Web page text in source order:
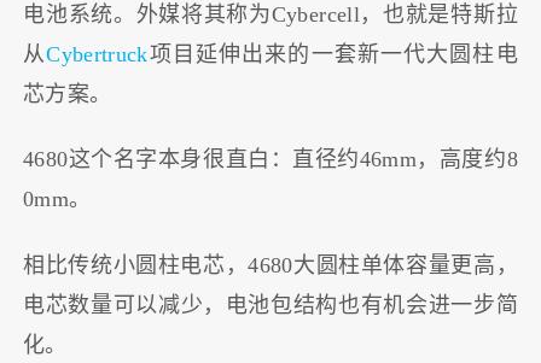
电池系统。外媒将其称为Cybercell，也就是特斯拉
从Cybertruck项目延伸出来的一套新一代大圆柱电
芯方案。
4680这个名字本身很直白：直径约46mm，高度约8
0mm。
相比传统小圆柱电芯，4680大圆柱单体容量更高，
电芯数量可以减少，电池包结构也有机会进一步简
化。